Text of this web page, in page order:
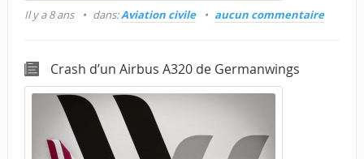
Il y a 8 ans dans:Aviation civile aucun commentaire
Crash d’un Airbus A320 de Germanwings